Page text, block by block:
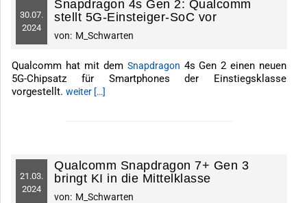
30.07.
2024
Snapdragon 4s Gen 2: Qualcomm
stellt 5G-Einsteiger-SoC vor
von: M_Schwarten
Qualcomm hat mit dem Snapdragon 4s Gen 2 einen neuen
5G-Chipsatz für Smartphones der Einstiegsklasse
vorgestellt. weiter […]
21.03.
2024
Qualcomm Snapdragon 7+ Gen 3
bringt KI in die Mittelklasse
von: M_Schwarten